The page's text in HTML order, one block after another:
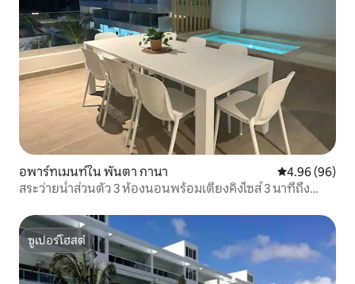
อพาร์ทเมนท์ใน พันตา กานา คะแนนเฉลี่ย
4.96 (96)
สระว่ายน้ำส่วนตัว 3 ห้องนอนพร้อมเตียงคิงไซส์ 3 นาทีถึง
ซูเปอร์โฮสต์
ซูเปอร์โฮสต์